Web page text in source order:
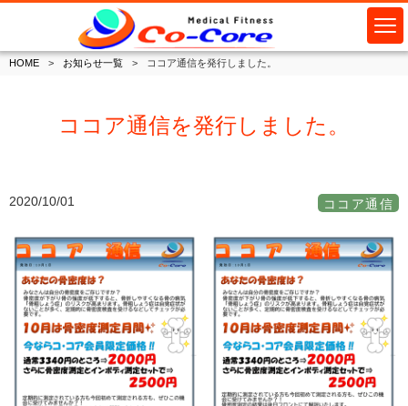
HOME お知らせ一覧 ココア通信を発行しました。
ココア通信を発行しました。
2020/10/01 ココア通信